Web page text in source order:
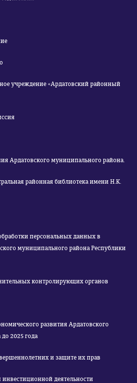
районный
Ардатовского муниципального района.
районная библиотека имени Н.К.
персональных данных в
муниципального района Республики
контролирующих органов
развития Ардатовского
2025 года
и защите их прав
деятельности